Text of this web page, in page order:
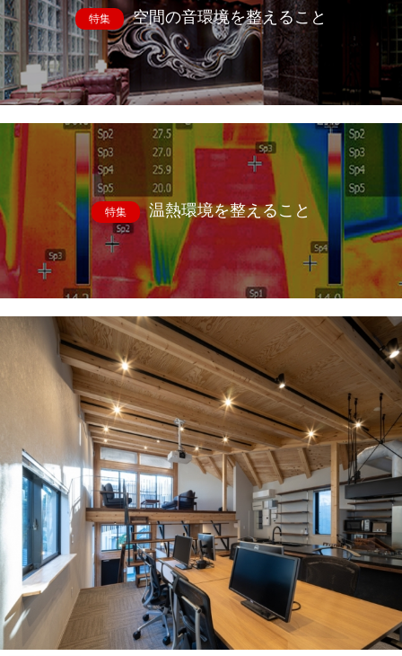
特集 空間の音環境を整えること
特集 温熱環境を整えること